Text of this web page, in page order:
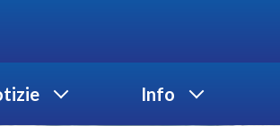
Info